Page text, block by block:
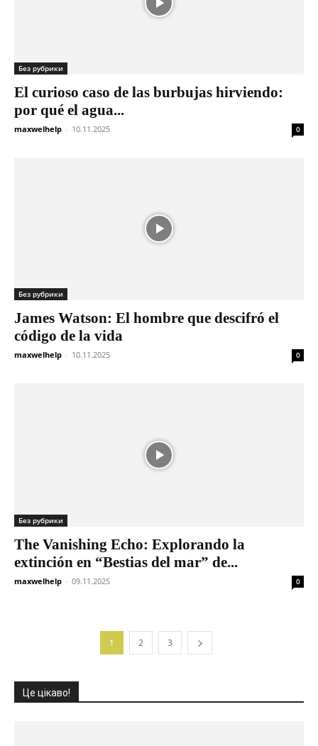
Без рубрики
El curioso caso de las burbujas hirviendo:
por qué el agua...
maxwelhelp - 10.11.2025 0
Без рубрики
James Watson: El hombre que descifró el
código de la vida
maxwelhelp - 10.11.2025 0
Без рубрики
The Vanishing Echo: Explorando la
extinción en “Bestias del mar” de...
maxwelhelp - 09.11.2025 0
1 2 3
Це цікаво!